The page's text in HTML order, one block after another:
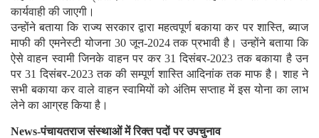
कार्यवाही की जाएगी।
उन्होंने बताया कि राज्य सरकार द्वारा महत्वपूर्ण बकाया कर पर शास्ति, ब्याज
माफी की एमनेस्टी योजना 30 जून-2024 तक प्रभावी है। उन्होंने बताया कि
ऐसे वाहन स्वामी जिनके वाहन पर कर 31 दिसंबर-2023 तक बकाया है उन
पर 31 दिसंबर-2023 तक की सम्पूर्ण शास्ति आदिनांक तक माफ है। शाह ने
सभी बकाया कर वाले वाहन स्वामियों को अंतिम सप्ताह में इस योना का लाभ
लेने का आग्रह किया है।
News-पंचायतराज संस्थाओं में रिक्त पदों पर उपचुनाव